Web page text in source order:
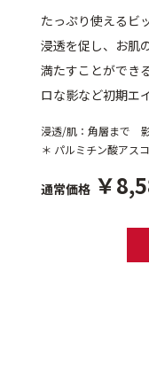
たっぷり使えるビ
浸透を促し、お肌
満たすことができ
ロな影など初期エ
浸透/肌：角層まで
＊ パルミチン酸アス
通常価格 ￥